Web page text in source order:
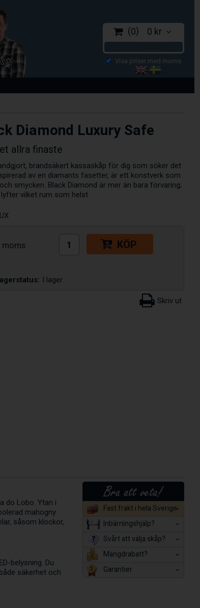
0 0 kr
Diamond Luxury Safe
allra finaste
brandsäkert kassaskåp för dig som söker det
av en diamants fasetter, är ett konstverk som
smycken. Black Diamond är mer än bara förvaring;
vilket rum som helst.
KÖP
I lager
Fast frakt i hela Sverige
Inbärningshjälp?
Svårt att välja skåp?
Mängdrabatt?
Garantier
do Lobo. Ytan i
mahogny
såsom klockor,
belysning. Du
säkerhet och